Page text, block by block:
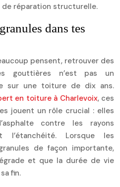
réparation structurelle.
dans tes
pensent, retrouver des
gouttières n’est pas un
sur une toiture de dix ans.
en toiture à Charlevoix, ces
jouent un rôle crucial : elles
contre les rayons
l’étanchéité. Lorsque les
de façon importante,
et que la durée de vie
fin.